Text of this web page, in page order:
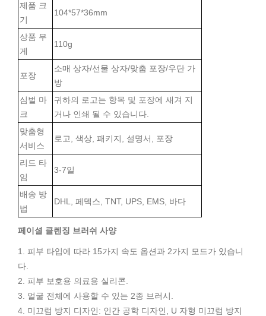
제품 크
기
104*57*36mm
상품 무
게
110g
포장
소매 상자/선물 상자/맞춤 포장/우단 가
방
심벌 마
크
귀하의 로고는 항목 및 포장에 새겨 지
거나 인쇄 될 수 있습니다.
맞춤형
서비스
로고, 색상, 패키지, 설명서, 포장
리드 타
임
3-7일
배송 방
법
DHL, 페덱스, TNT, UPS, EMS, 바다
페이셜 클렌징 브러쉬 사양
1. 피부 타입에 따라 15가지 속도 옵션과 2가지 모드가 있습니
다.
2. 피부 보호용 의료용 실리콘.
3. 얼굴 전체에 사용할 수 있는 2종 브러시.
4. 미끄럼 방지 디자인: 인간 공학 디자인, U 자형 미끄럼 방지